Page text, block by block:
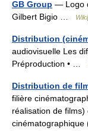
GB Group — Logo
Gilbert Bigio …
Distribution
audiovisuelle Les
Préproduction • …
Distribution de
filière
réalisation de
cinématographique